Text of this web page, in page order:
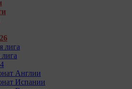
лига
Англии
Испании